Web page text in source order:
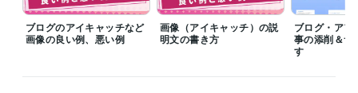
職歴
情報センター プログラマー 1993年3月 ~ 1997年2月
1997年7月 ~ 1999年11月
ブログのアイキャッチなど
画像の良い例、悪い例
画像（アイキャッチ）の説
明文の書き方
ブログ・アフ
事の添削＆サ
す